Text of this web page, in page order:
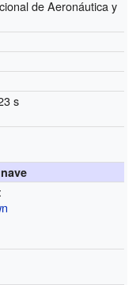
de Aeronáutica y
s
: